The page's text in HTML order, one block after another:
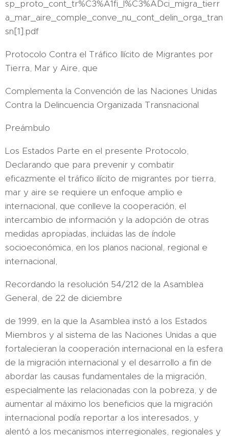
sp_proto_cont_tr%C3%A1fi_l%C3%ADci_migra_tierr
a_mar_aire_comple_conve_nu_cont_delin_orga_tran
sn[1].pdf
Protocolo Contra el Tráfico Ilícito de Migrantes por
Tierra, Mar y Aire, que
Complementa la Convención de las Naciones Unidas
Contra la Delincuencia Organizada Transnacional
Preámbulo
Los Estados Parte en el presente Protocolo,
Declarando que para prevenir y combatir
eficazmente el tráfico ilícito de migrantes por tierra,
mar y aire se requiere un enfoque amplio e
internacional, que conlleve la cooperación, el
intercambio de información y la adopción de otras
medidas apropiadas, incluidas las de índole
socioeconómica, en los planos nacional, regional e
internacional,
Recordando la resolución 54/212 de la Asamblea
General, de 22 de diciembre
de 1999, en la que la Asamblea instó a los Estados
Miembros y al sistema de las Naciones Unidas a que
fortalecieran la cooperación internacional en la esfera
de la migración internacional y el desarrollo a fin de
abordar las causas fundamentales de la migración,
especialmente las relacionadas con la pobreza, y de
aumentar al máximo los beneficios que la migración
internacional podía reportar a los interesados, y
alentó a los mecanismos interregionales, regionales y